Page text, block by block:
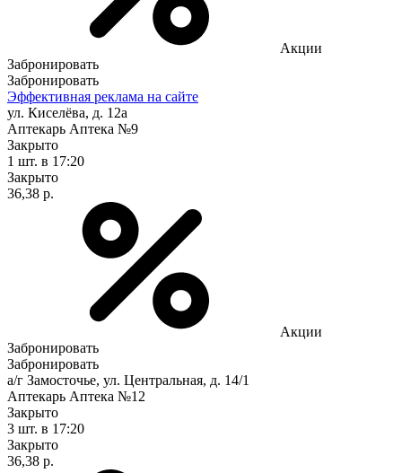
Акции
Забронировать
Забронировать
Эффективная реклама на сайте
ул. Киселёва, д. 12а
Аптекарь Аптека №9
Закрыто
1 шт. в 17:20
Закрыто
36,38 р.
Акции
Забронировать
Забронировать
а/г Замосточье, ул. Центральная, д. 14/1
Аптекарь Аптека №12
Закрыто
3 шт. в 17:20
Закрыто
36,38 р.